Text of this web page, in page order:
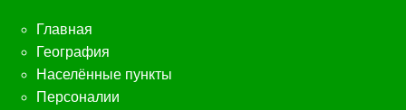
Главная
География
Населённые пункты
Персоналии